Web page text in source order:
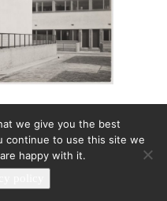
we give you the best
continue to use this site we
happy with it.